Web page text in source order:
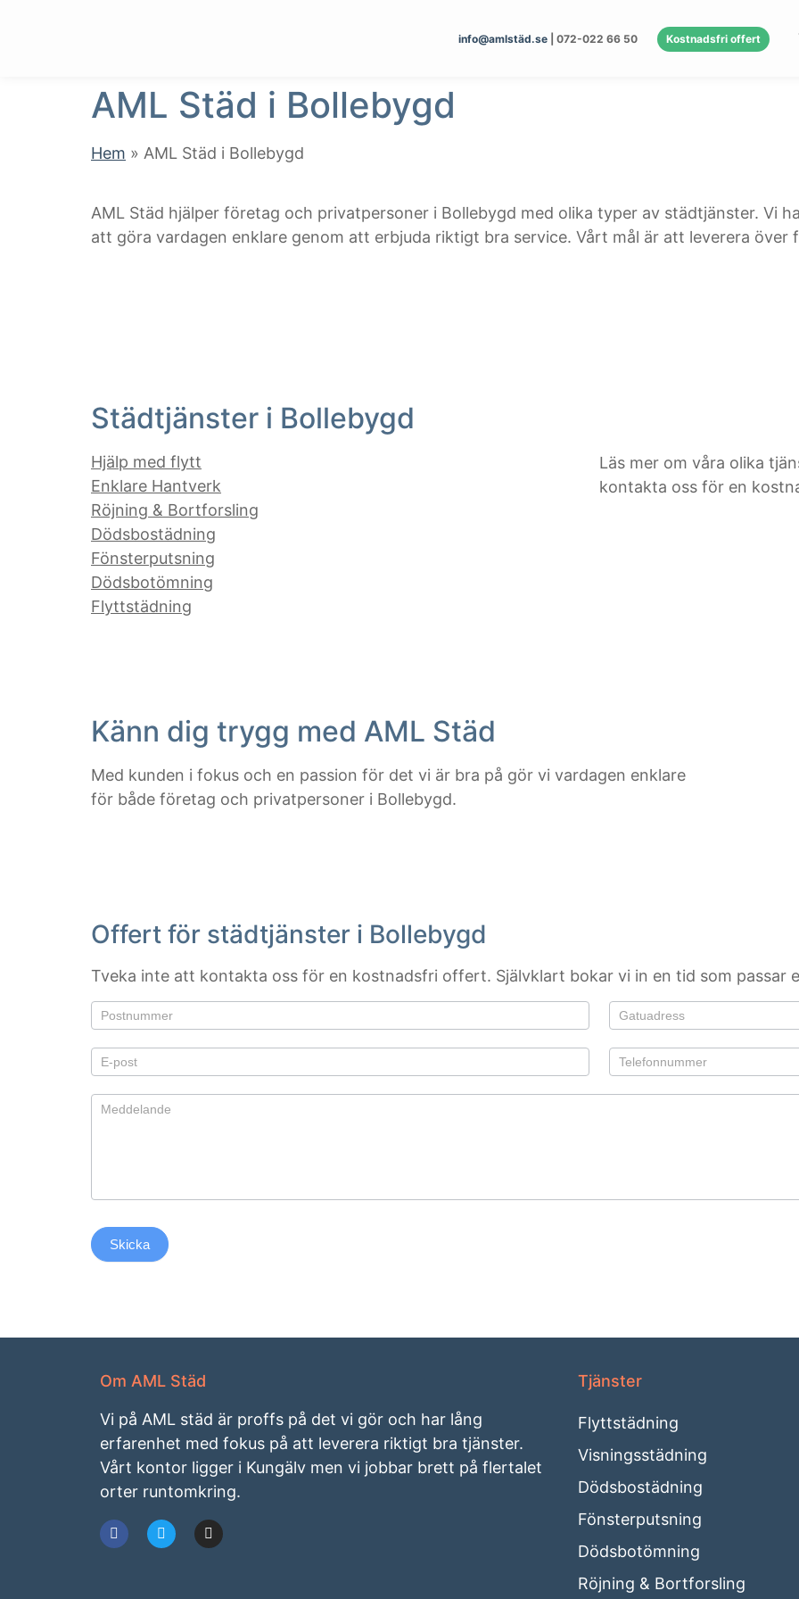
info@amlstäd.se | 072-022 66 50 Kostnadsfri offert
AML Städ i Bollebygd
Hem » AML Städ i Bollebygd
AML Städ hjälper företag och privatpersoner i Bollebygd med olika typer av städtjänster. Vi
att göra vardagen enklare genom att erbjuda riktigt bra service. Vårt mål är att leverera
Städtjänster i Bollebygd
Hjälp med flytt
Enklare Hantverk
Röjning & Bortforsling
Dödsbostädning
Fönsterputsning
Dödsbotömning
Flyttstädning
Läs mer om våra olika
kontakta oss för en
Känn dig trygg med AML Städ
Med kunden i fokus och en passion för det vi är bra på gör vi vardagen enklare
för både företag och privatpersoner i Bollebygd.
Offert för städtjänster i Bollebygd
Tveka inte att kontakta oss för en kostnadsfri offert. Självklart bokar vi in en tid som passar
Offert
Skicka
Om du är
mänsklig,
det här
fältet
Om AML Städ
Vi på AML städ är proffs på det vi gör och har lång
erfarenhet med fokus på att leverera riktigt bra tjänster.
Vårt kontor ligger i Kungälv men vi jobbar brett på flertalet
orter runtomkring.
Tjänster
Flyttstädning
Visningsstädning
Dödsbostädning
Fönsterputsning
Dödsbotömning
Röjning & Bortforsling